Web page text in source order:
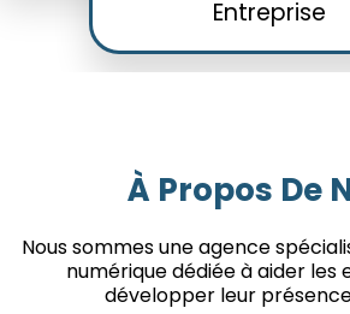
Entreprise
À Propos De
Nous sommes une agence
numérique dédiée à aider les
développer leur